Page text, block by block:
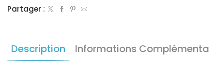
Partager :
Description Informations